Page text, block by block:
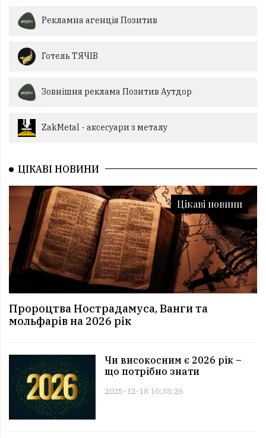
Рекламна агенція Позитив
Готель ТЯЧІВ
Зовнішня реклама Позитив Аутдор
ZakMetal - аксесуари з металу
ЦІКАВІ НОВИНИ
Цікаві новини
Пророцтва Нострадамуса, Ванги та
мольфарів на 2026 рік
Чи високосним є 2026 рік –
що потрібно знати
2025-12-18 10:38:26